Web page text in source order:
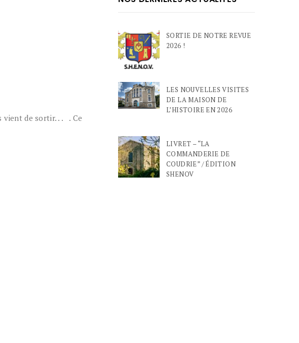
vient de sortir. . . . Ce
SORTIE DE NOTRE REVUE
2026 !
LES NOUVELLES VISITES
DE LA MAISON DE
L’HISTOIRE EN 2026
LIVRET – “LA
COMMANDERIE DE
COUDRIE” / ÉDITION
SHENOV